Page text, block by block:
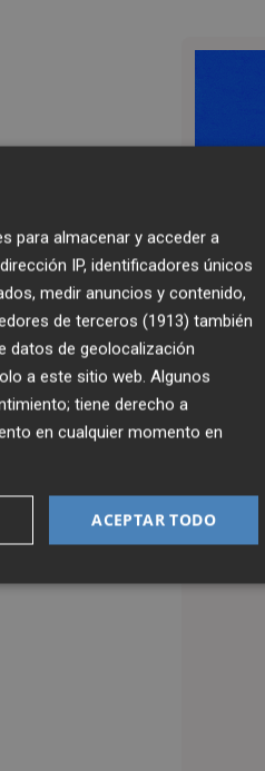
para almacenar y acceder a
IP, identificadores únicos
medir anuncios y contenido,
de terceros (1913) también
datos de geolocalización
a este sitio web. Algunos
tiene derecho a
en cualquier momento en
ACEPTAR TODO